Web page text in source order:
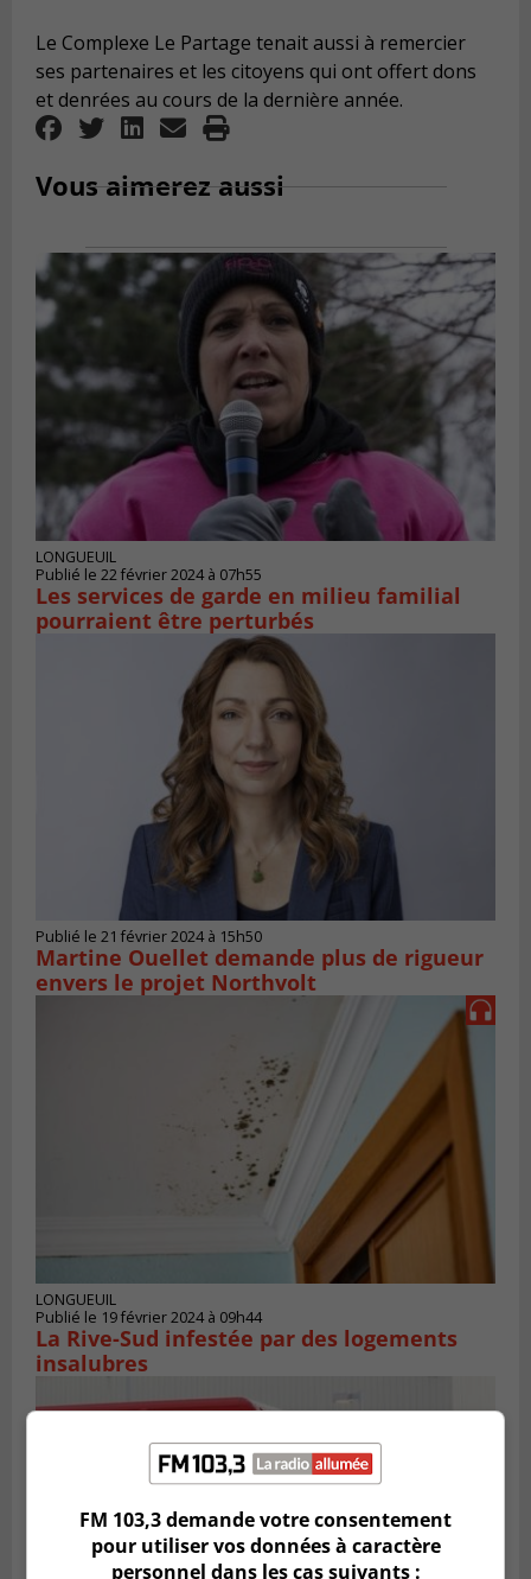
Le Complexe Le Partage tenait aussi à remercier
ses partenaires et les citoyens qui ont offert dons
et denrées au cours de la dernière année.
Vous aimerez aussi
LONGUEUIL
Publié le 22 février 2024 à 07h55
Les services de garde en milieu familial
pourraient être perturbés
Publié le 21 février 2024 à 15h50
Martine Ouellet demande plus de rigueur
envers le projet Northvolt
LONGUEUIL
Publié le 19 février 2024 à 09h44
La Rive-Sud infestée par des logements
insalubres
FM 103,3 demande votre consentement
pour utiliser vos données à caractère
personnel dans les cas suivants :